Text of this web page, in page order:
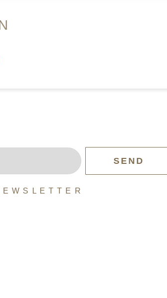
SEND
E W S L E T T E R